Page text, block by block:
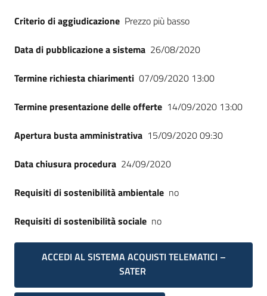
Criterio di aggiudicazione Prezzo più basso
Data di pubblicazione a sistema 26/08/2020
Termine richiesta chiarimenti 07/09/2020 13:00
Termine presentazione delle offerte 14/09/2020 13:00
Apertura busta amministrativa 15/09/2020 09:30
Data chiusura procedura 24/09/2020
Requisiti di sostenibilità ambientale no
Requisiti di sostenibilità sociale no
ACCEDI AL SISTEMA ACQUISTI TELEMATICI –
SATER